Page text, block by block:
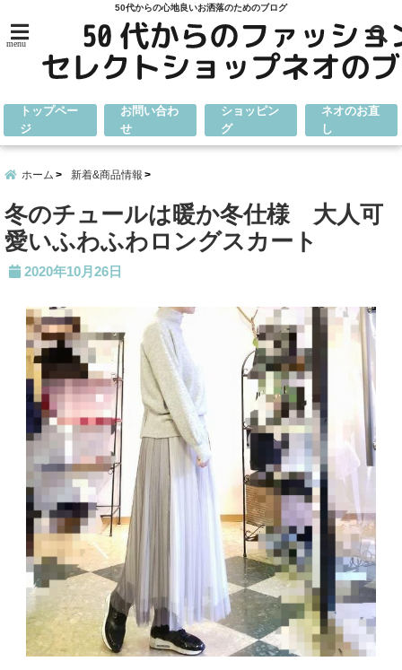
50代からの心地良いお洒落のためのブログ
menu
トップペー
ジ
お問い合わ
せ
ショッピン
グ
ネオのお直
し
ホーム 新着&商品情報
冬のチュールは暖か冬仕様 大人可
愛いふわふわロングスカート
2020年10月26日